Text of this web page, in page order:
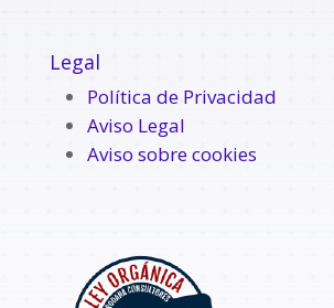
Legal
Política de Privacidad
Aviso Legal
Aviso sobre cookies